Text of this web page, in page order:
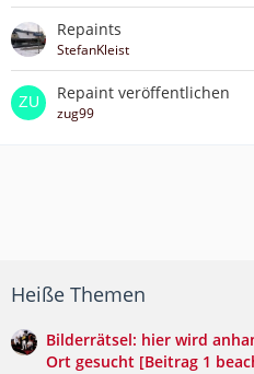
Repaints
StefanKleist
Repaint veröffentlichen
zug99
Heiße Themen
Bilderrätsel: hier wird
Ort gesucht [Beitrag 1